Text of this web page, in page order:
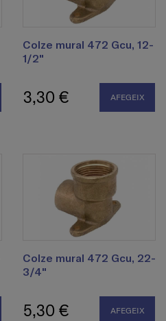
Colze mural 472 Gcu, 12-
1/2"
3,30 € AFEGEIX
Colze mural 472 Gcu, 22-
3/4"
5,30 € AFEGEIX